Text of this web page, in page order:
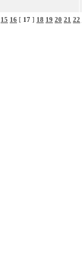
15 16 [ 17 ] 18 19 20 21 22